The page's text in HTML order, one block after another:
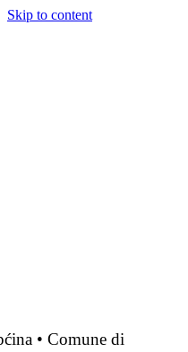
Skip to content
• Comune di